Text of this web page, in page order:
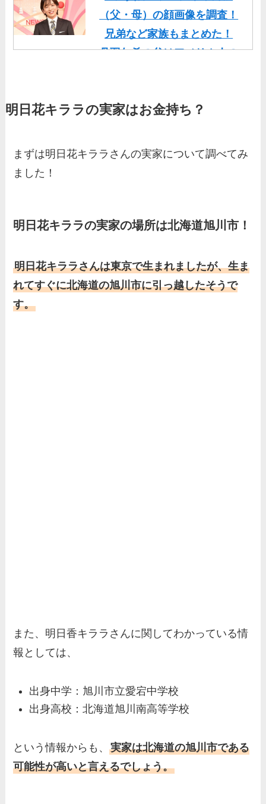
（父・母）の顔画像を調査！
兄弟など家族もまとめた！
丹羽仁希の父はアメリカ人の
基俊介の実家はお金持ち？兄
人？家族を調査！
羽鳥慎一アナの両親（父・
など家族もまとめた！
片岡凜の母親が美人！家族構
明日花キララの実家はお金持ち？
まずは明日花キララさんの実家について調べてみ
ました！
明日花キララの実家の場所は北海道旭川市！
明日花キララさんは東京で生まれましたが、生ま
れてすぐに北海道の旭川市に引っ越したそうで
す。
また、明日香キララさんに関してわかっている情
報としては、
出身中学：旭川市立愛宕中学校
出身高校：北海道旭川南高等学校
という情報からも、実家は北海道の旭川市である
可能性が高いと言えるでしょう。